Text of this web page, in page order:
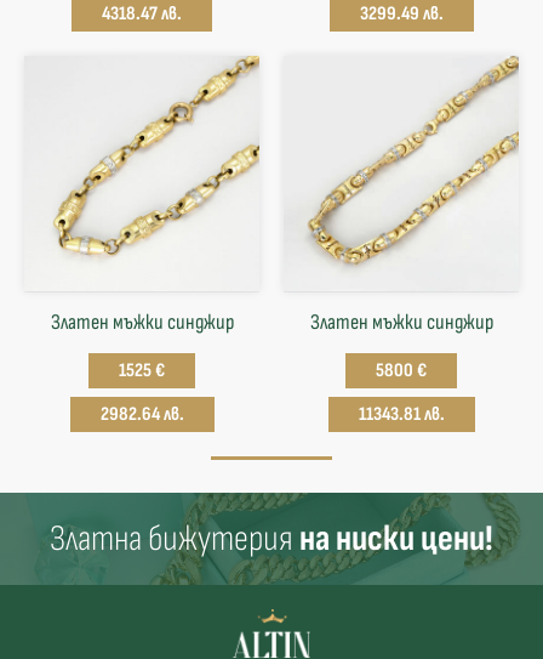
4318.47 лв.
3299.49 лв.
Златен мъжки синджир
1525 €
2982.64 лв.
Златен мъжки синджир
5800 €
11343.81 лв.
Златна бижутерия на ниски цени!